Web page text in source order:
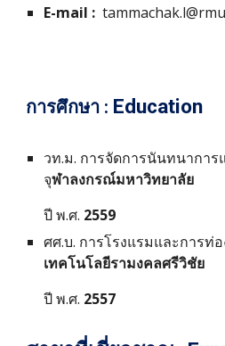
E-mail :tammachak.l
การศึกษา : Education
วท.ม. การจัดการนันทนาการ
จุฬาลงกรณ์มหาวิทยาลัย
ปี พ.ศ. 2559
ศศ.บ. การโรงแรมและการท่อ
เทคโนโลยีรามงคลศรีวิชัย
ปี พ.ศ. 2557